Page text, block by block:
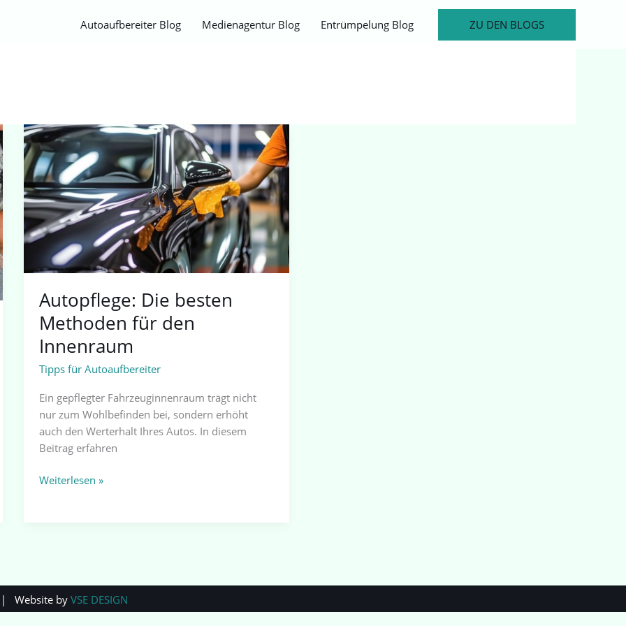
Autoaufbereiter Blog Medienagentur Blog Entrümpelung Blog ZU DEN BLOGS
Autopflege: Die besten
Methoden für den
Innenraum
Tipps für Autoaufbereiter
Ein gepflegter Fahrzeuginnenraum trägt nicht
nur zum Wohlbefinden bei, sondern erhöht
auch den Werterhalt Ihres Autos. In diesem
Beitrag erfahren
Autopflege:
Die
besten
Methoden
für
den
Innenraum
Weiterlesen »
| Website by VSE DESIGN